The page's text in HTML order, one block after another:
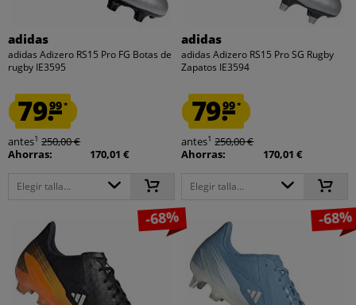
adidas
adidas Adizero RS15 Pro FG Botas de
rugby IE3595
79.99*
antes1 250,00 €
Ahorras:
170,01 €
Elegir talla...
adidas
adidas Adizero RS15 Pro SG Rugby
Zapatos IE3594
79.99*
antes1 250,00 €
Ahorras:
170,01 €
Elegir talla...
-68% -68%